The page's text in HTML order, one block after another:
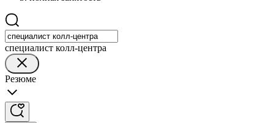
специалист колл-центра
Резюме